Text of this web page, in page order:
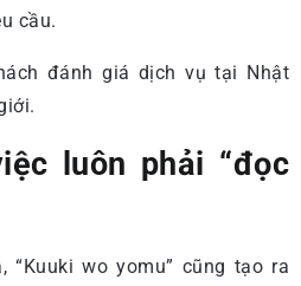
cầu.
đánh giá dịch vụ tại Nhật
luôn phải “đọc
“Kuuki wo yomu” cũng tạo ra